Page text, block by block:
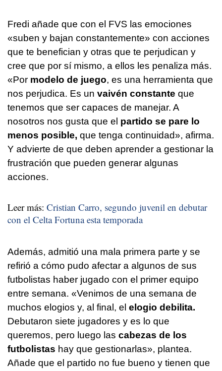
Fredi añade que con el FVS las emociones
«suben y bajan constantemente» con acciones
que te benefician y otras que te perjudican y
cree que por sí mismo, a ellos les penaliza más.
«Por modelo de juego, es una herramienta que
nos perjudica. Es un vaivén constante que
tenemos que ser capaces de manejar. A
nosotros nos gusta que el partido se pare lo
menos posible, que tenga continuidad», afirma.
Y advierte de que deben aprender a gestionar la
frustración que pueden generar algunas
acciones.
Leer más: Cristian Carro, segundo juvenil en debutar
con el Celta Fortuna esta temporada
Además, admitió una mala primera parte y se
refirió a cómo pudo afectar a algunos de sus
futbolistas haber jugado con el primer equipo
entre semana. «Venimos de una semana de
muchos elogios y, al final, el elogio debilita.
Debutaron siete jugadores y es lo que
queremos, pero luego las cabezas de los
futbolistas hay que gestionarlas», plantea.
Añade que el partido no fue bueno y tienen que